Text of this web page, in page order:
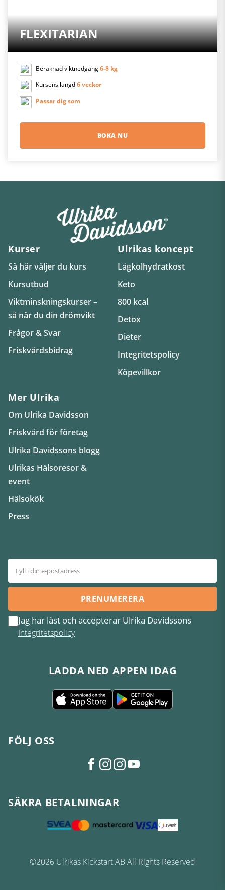
FLEXITARIAN
Beräknad viktnedgång6-8 kg
Kursens längd6 veckor
Passar dig som
BOKA NU
Kurser
Så här väljer du kurs
Kursutbud
Viktminskningskurser –
så når du din drömvikt
Frågor & Svar
Friskvårdsbidrag
Ulrikas koncept
Lågkolhydratkost
Keto
800 kcal
Detox
Dieter
Integritetspolicy
Köpevillkor
Mer Ulrika
Om Ulrika Davidsson
Friskvård för företag
Ulrika Davidssons blogg
Ulrikas Hälsoresor &
event
Hälsokök
Press
PRENUMERERA
Jag har läst och accepterar Ulrika Davidssons
Integritetspolicy
LADDA NED APPEN IDAG
FÖLJ OSS
SÄKRA BETALNINGAR
©2026 Ulrikas Kickstart AB All Rights Reserved